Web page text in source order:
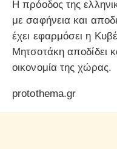
Η πρόοδος της
με σαφήνεια και
έχει εφαρμόσει η
Μητσοτάκη αποδίδει
οικονομία της χώρας.
protothema.gr